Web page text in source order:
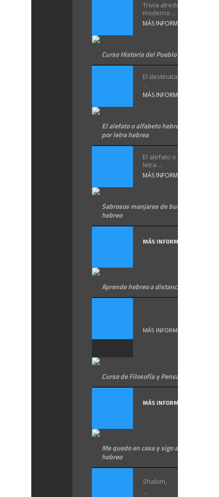
Trivia alrededor del
moderno ...
MÁS INFORMACIÓN
Curso Historia del Pueblo Judío Parte I
El destinatario de este
...
MÁS INFORMACIÓN
El alefato o alfabeto hebreo, letra
por letra hebrea
El alefato o alfabeto
letra ...
MÁS INFORMACIÓN
Sabrosos manjares de buen gusto, en
hebreo
MÁS INFORMACIÓN
Aprende hebreo a distancia
MÁS INFORMACIÓN
Curso de Filosofía y Pensamiento Judío
MÁS INFORMACIÓN
Me quedo en casa y sigo aprendiendo
hebreo
Shalom,
...